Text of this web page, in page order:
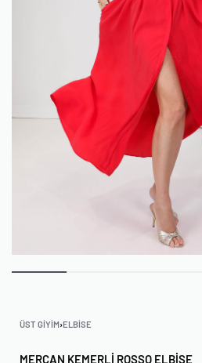
ÜST GIYIM›ELBISE
MERCAN KEMERLI ROSSO ELBISE